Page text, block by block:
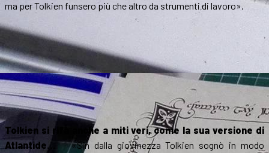
ma per Tolkien funsero più che altro da strumenti di lavoro».
Tolkien si rifà anche a miti veri, come la sua versione di
Atlantide… «Sin dalla giovinezza Tolkien sognò in modo